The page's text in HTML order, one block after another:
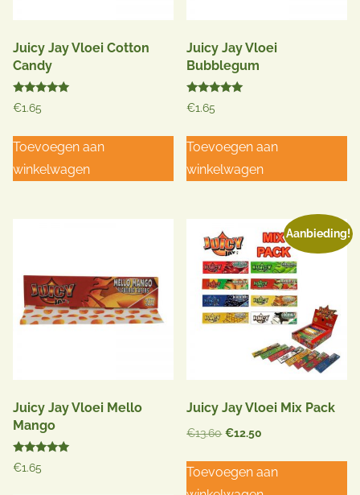
Juicy Jay Vloei Cotton
Candy
Gewaardeerd
5.00
€1.65
Toevoegen aan
winkelwagen
Juicy Jay Vloei
Bubblegum
Gewaardeerd
5.00
€1.65
Toevoegen aan
winkelwagen
Juicy Jay Vloei Mello
Mango
Gewaardeerd
5.00
€1.65
Aanbieding!
Juicy Jay Vloei Mix Pack
€13.60 Oorspronkelijke
was:
€13.60.
€12.50
is:
€12.50.
Toevoegen aan